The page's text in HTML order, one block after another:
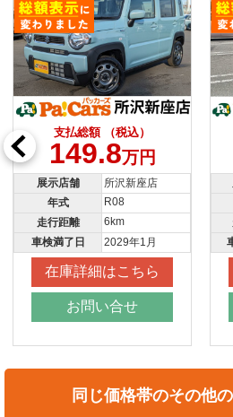
支払総額 （税込）
149.8万円
展示店舗
所沢新座店
年式
R08
走行距離
6km
車検満了日
2029年1月
在庫詳細はこちら
お問い合せ
同じ価格帯のその他